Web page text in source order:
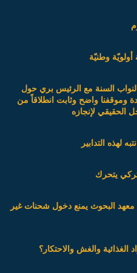
أولويّة وطنيّة
السنة مع الرئيس بري حول
وموقفنا واضح وثابت انطلاقاً من
الحقيقي لإنجازه
لهذه التدابير
يتحرك
البحوث يمنع دخول شحنات غير
الغذائية والغش والاحتكار؟